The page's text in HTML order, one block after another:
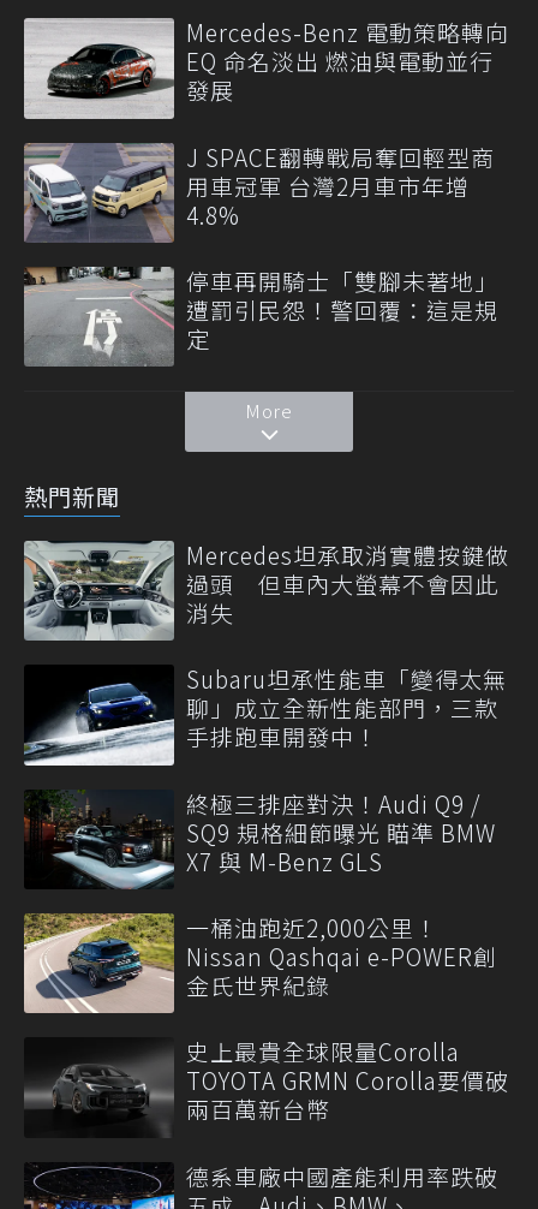
Mercedes-Benz 電動策略轉向
EQ 命名淡出 燃油與電動並行
發展
J SPACE翻轉戰局奪回輕型商
用車冠軍 台灣2月車市年增
4.8%
停車再開騎士「雙腳未著地」
遭罰引民怨！警回覆：這是規
定
More
熱門新聞
Mercedes坦承取消實體按鍵做
過頭 但車內大螢幕不會因此
消失
Subaru坦承性能車「變得太無
聊」成立全新性能部門，三款
手排跑車開發中！
終極三排座對決！Audi Q9 /
SQ9 規格細節曝光 瞄準 BMW
X7 與 M-Benz GLS
一桶油跑近2,000公里！
Nissan Qashqai e-POWER創
金氏世界紀錄
史上最貴全球限量Corolla
TOYOTA GRMN Corolla要價破
兩百萬新台幣
德系車廠中國產能利用率跌破